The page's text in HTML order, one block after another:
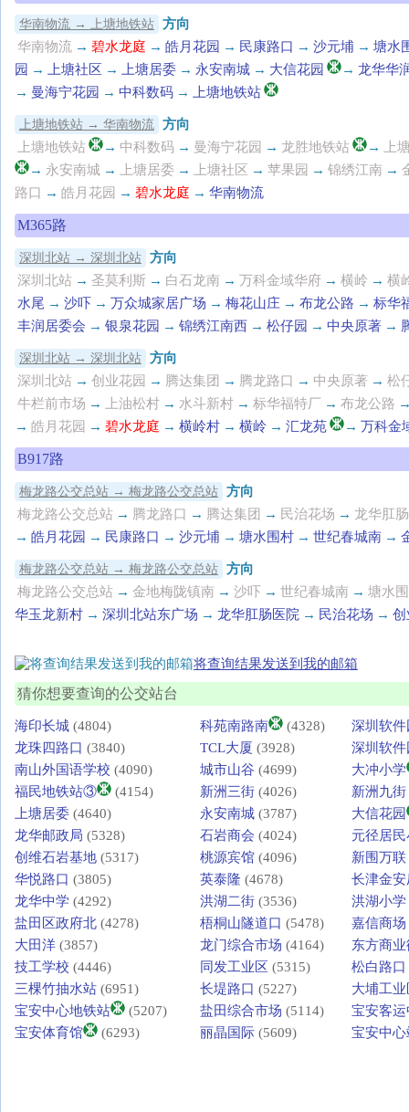
华南物流 → 上塘地铁站 方向
华南物流 → 碧水龙庭 → 皓月花园 → 民康路口 → 沙元埔 → 塘水
园 → 上塘社区 → 上塘居委 → 永安南城 → 大信花园 → 龙华华
→ 曼海宁花园 → 中科数码 → 上塘地铁站
上塘地铁站 → 华南物流 方向
上塘地铁站
→ 中科数码 → 曼海宁花园 → 龙胜地铁站 →
上
→ 永安南城 → 上塘居委 → 上塘社区 → 苹果园 → 锦绣江南 →
路口 → 皓月花园 → 碧水龙庭 → 华南物流
M365路
深圳北站 → 深圳北站 方向
深圳北站 → 圣莫利斯 → 白石龙南 → 万科金域华府 → 横岭 → 横
水尾 → 沙吓 → 万众城家居广场 → 梅花山庄 → 布龙公路 → 标华
丰润居委会 → 银泉花园 → 锦绣江南西 → 松仔园 → 中央原著 →
深圳北站 → 深圳北站 方向
深圳北站 → 创业花园 → 腾达集团 → 腾龙路口 → 中央原著 → 松
牛栏前市场 → 上油松村 → 水斗新村 → 标华福特厂 → 布龙公路
→ 皓月花园 → 碧水龙庭 → 横岭村 → 横岭 → 汇龙苑 → 万科金
B917路
梅龙路公交总站 → 梅龙路公交总站 方向
梅龙路公交总站 → 腾龙路口 → 腾达集团 → 民治花场 → 龙华肛
→ 皓月花园 → 民康路口 → 沙元埔 → 塘水围村 → 世纪春城南 →
梅龙路公交总站 → 梅龙路公交总站 方向
梅龙路公交总站 → 金地梅陇镇南 → 沙吓 → 世纪春城南 → 塘水
华玉龙新村 → 深圳北站东广场 → 龙华肛肠医院 → 民治花场 → 创
将查询结果发送到我的邮箱
猜你想要查询的公交站台
海印长城 (4804) 科苑南路南 (4328)
深圳软件
龙珠四路口 (3840) TCL大厦 (3928)
深圳软件
南山外国语学校 (4090) 城市山谷 (4699)
大冲小学
福民地铁站③
(4154) 新洲三街 (4026) 新洲九街
上塘居委 (4640) 永安南城 (3787)
大信花园
龙华邮政局 (5328) 石岩商会 (4024)
元径居
创维石岩基地 (5317) 桃源宾馆 (4096) 新围万联
华悦路口 (3805) 英泰隆 (4678)
长津金安
龙华中学 (4292) 洪湖二街 (3536) 洪湖小学
盐田区政府北 (4278) 梧桐山隧道口 (5478) 嘉信商场
大田洋 (3857) 龙门综合市场 (4164)
东方商业
技工学校 (4446) 同发工业区 (5315) 松白路口
三棵竹抽水站 (6951) 长堤路口 (5227)
大埔工业
宝安中心地铁站
(5207) 盐田综合市场 (5114)
宝安客
宝安体育馆
(6293) 丽晶国际 (5609) 宝安中